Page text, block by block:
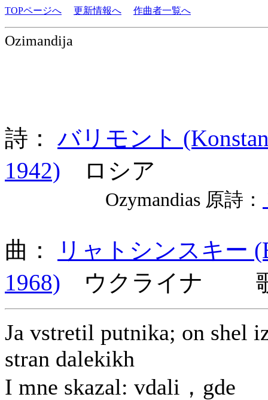
TOPページへ 更新情報へ 作曲者一覧へ
Ozimandija
詩： バリモント
1942) ロシア
Ozymandias 原詩：
曲：
リャトシンスキー
1968) ウクライナ 歌
Ja vstretil putnika; on shel
stran dalekikh
I mne skazal: vdali，gde